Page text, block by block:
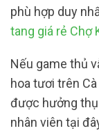
phù hợp duy
tang giá rẻ Chợ
Nếu game thủ
hoa tươi trên
được hưởng
nhân viên tại